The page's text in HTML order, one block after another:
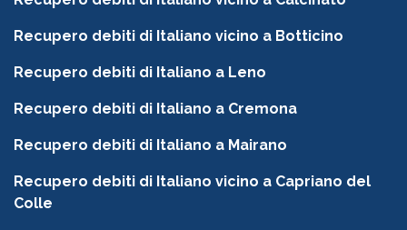
Recupero debiti di Italiano vicino a Botticino
Recupero debiti di Italiano a Leno
Recupero debiti di Italiano a Cremona
Recupero debiti di Italiano a Mairano
Recupero debiti di Italiano vicino a Capriano del
Colle